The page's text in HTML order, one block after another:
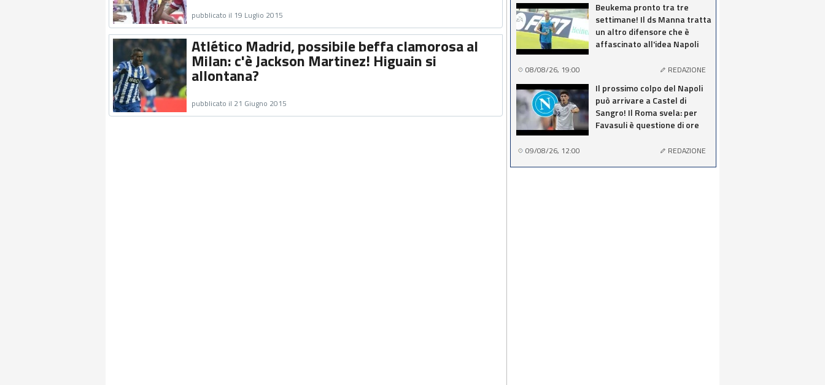
pubblicato il 19 Luglio 2015
Atlético Madrid, possibile beffa clamorosa al
Milan: c'è Jackson Martinez! Higuain si
allontana?
pubblicato il 21 Giugno 2015
Beukema pronto tra tre
settimane! Il ds Manna tratta
un altro difensore che è
affascinato all'idea Napoli
08/08/26, 19:00 REDAZIONE
Il prossimo colpo del Napoli
può arrivare a Castel di
Sangro! Il Roma svela: per
Favasuli è questione di ore
09/08/26, 12:00 REDAZIONE